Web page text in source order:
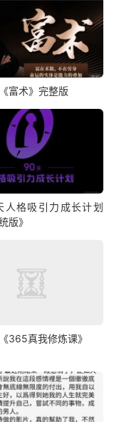
富术》完整版
人格吸引力成长计划
版》
365真我修炼课》